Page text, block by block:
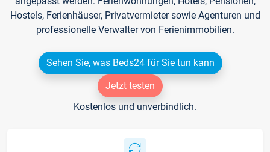
Hostels, Ferienhäuser, Privatvermieter sowie Agenturen und
professionelle Verwalter von Ferienimmobilien.
Sehen Sie, was Beds24 für Sie tun kann
Jetzt testen
Kostenlos und unverbindlich.